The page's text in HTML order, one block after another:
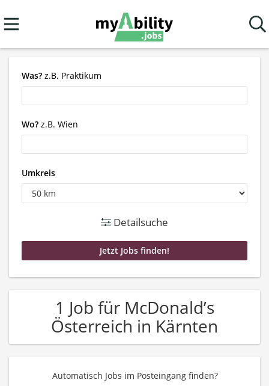
Was? z.B. Praktikum
Wo? z.B. Wien
Umkreis
Detailsuche
1 Job für McDonald’s
Österreich in Kärnten
Automatisch Jobs im Posteingang finden?